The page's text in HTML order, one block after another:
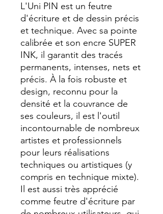
L'Uni PIN est un feutre
d'écriture et de dessin précis
et technique. Avec sa pointe
calibrée et son encre SUPER
INK, il garantit des tracés
permanents, intenses, nets et
précis. À la fois robuste et
design, reconnu pour la
densité et la couvrance de
ses couleurs, il est l'outil
incontournable de nombreux
artistes et professionnels
pour leurs réalisations
techniques ou artistiques (y
compris en technique mixte).
Il est aussi très apprécié
comme feutre d'écriture par